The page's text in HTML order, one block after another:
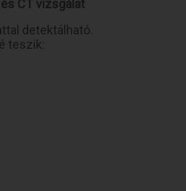
CT vizsgálat
detektálható.
teszik: